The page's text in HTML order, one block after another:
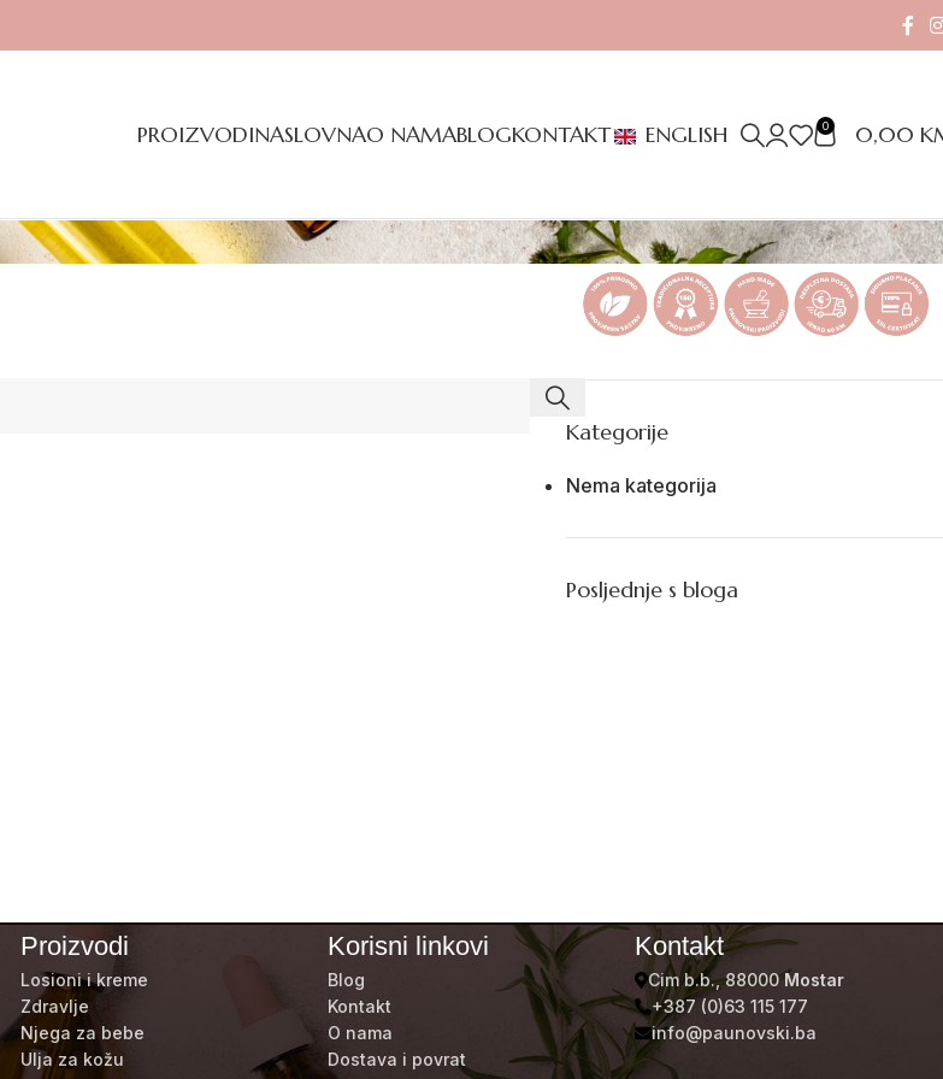
PROIZVODINASLOVNAO NAMABLOGKONTAKT ENGLISH 0 0,00
Kategorije
Nema kategorija
Posljednje s bloga
Proizvodi
Losioni i kreme
Zdravlje
Njega za bebe
Ulja za kožu
Korisni linkovi
Blog
Kontakt
O nama
Dostava i povrat
Kontakt
Cim b.b., 88000Mostar
+387 (0)63 115 177
info@paunovski.ba